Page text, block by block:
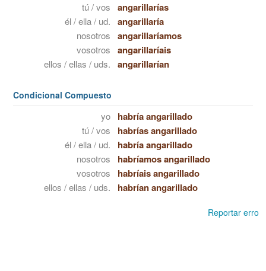
tú / vos angarillarías
él / ella / ud. angarillaría
nosotros angarillaríamos
vosotros angarillaríais
ellos / ellas / uds. angarillarían
Condicional Compuesto
yo habría angarillado
tú / vos habrías angarillado
él / ella / ud. habría angarillado
nosotros habríamos angarillado
vosotros habríais angarillado
ellos / ellas / uds. habrían angarillado
Reportar erro